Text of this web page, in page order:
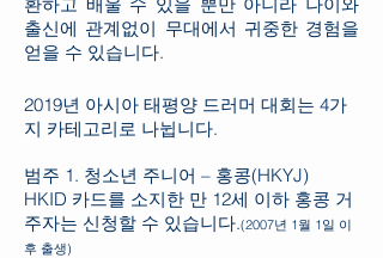
출신에 관계없이 무대에서 귀중한 경험을
얻을 수 있습니다.
2019년 아시아 태평양 드러머 대회는 4가
지 카테고리로 나뉩니다.
범주 1. 청소년 주니어 – 홍콩(HKYJ)
HKID 카드를 소지한 만 12세 이하 홍콩 거
주자는 신청할 수 있습니다.(2007년 1월 1일 이
후 출생)